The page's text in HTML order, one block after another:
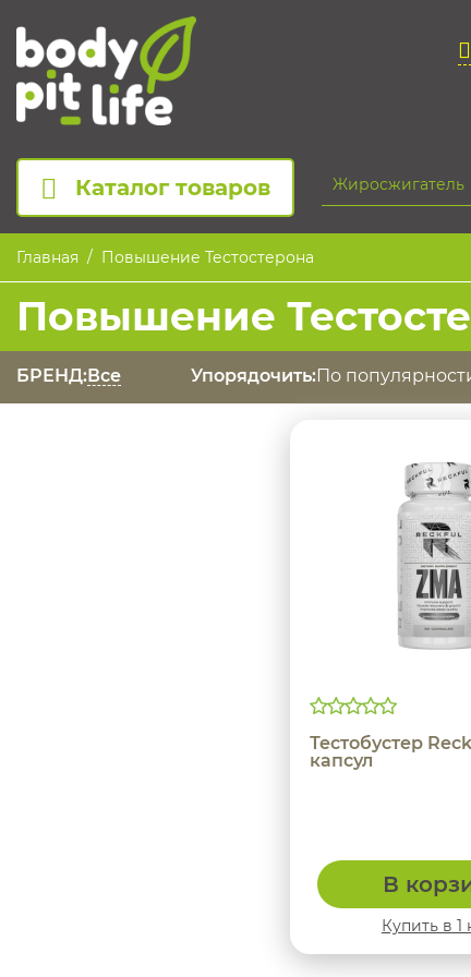
Каталог товаров
Главная Повышение Тестостерона
Повышение
БРЕНД:Все Упорядочить:По
Тестобустер
капсул
В
Купить в 1